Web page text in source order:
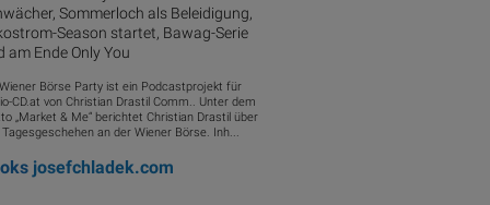
Sommerloch als Beleidigung,
Season startet, Bawag-Serie
am Ende Only You
Börse Party ist ein Podcastprojekt für
CD.at von Christian Drastil Comm.. Unter dem
„Market & Me“ berichtet Christian Drastil über
an der Wiener Börse. Inh...
josefchladek.com